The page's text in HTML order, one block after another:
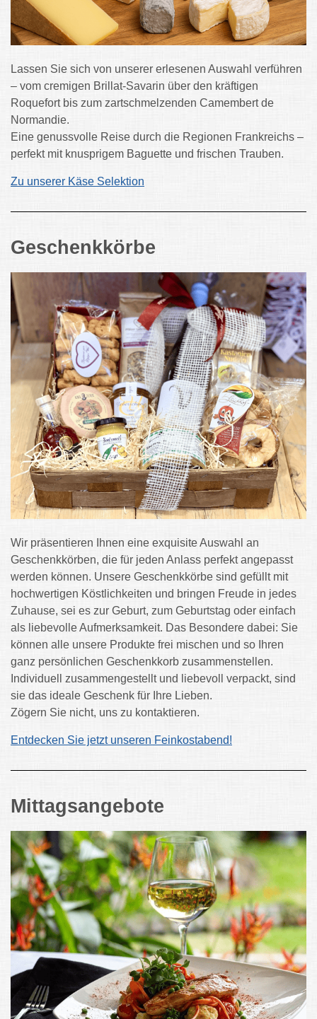
Lassen Sie sich von unserer erlesenen Auswahl verführen
– vom cremigen Brillat-Savarin über den kräftigen
Roquefortbis zum zartschmelzenden Camembert de
Normandie.
Eine genussvolle Reise durch die Regionen Frankreichs –
perfekt mit knusprigem Baguette und frischen Trauben.
Zu unserer Käse Selektion
Geschenkkörbe
Wir präsentieren Ihnen eine exquisite Auswahl an
Geschenkkörben, die für jeden Anlass perfekt angepasst
werden können. Unsere Geschenkkörbe sind gefüllt mit
hochwertigen Köstlichkeiten und bringen Freude in jedes
Zuhause, sei es zur Geburt, zum Geburtstag oder einfach
als liebevolle Aufmerksamkeit. Das Besondere dabei: Sie
können alle unsere Produkte frei mischen und so Ihren
ganz persönlichen Geschenkkorb zusammenstellen.
Individuell zusammengestellt und liebevoll verpackt, sind
sie das ideale Geschenk für Ihre Lieben.
Zögern Sie nicht, uns zu kontaktieren.
Entdecken Sie jetzt unseren Feinkostabend!
Mittagsangebote